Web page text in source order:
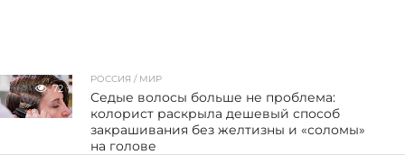
72
РОССИЯ / МИР
Седые волосы больше не проблема:
колорист раскрыла дешевый способ
закрашивания без желтизны и «соломы»
на голове